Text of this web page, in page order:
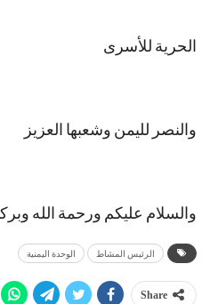
الحرية للأسرى
والنصر لليمن وشعبها العزيز
والسلام عليكم ورحمة الله
الرئيس المشاط الوحدة اليمنية
Share